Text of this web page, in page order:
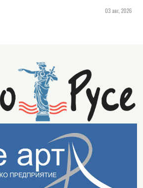
03 авг, 2026